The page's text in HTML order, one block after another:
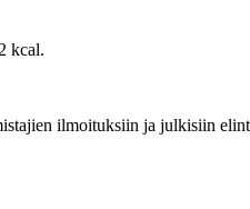
kcal.
ilmoituksiin ja julkisiin